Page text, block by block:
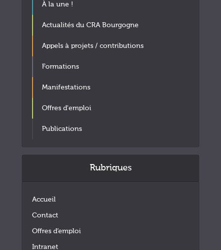
À la une !
Actualités du CRA Bourgogne
Appels à projets / contributions
Formations
Manifestations
Offres d'emploi
Publications
Rubriques
Accueil
Contact
Offres d’emploi
Intranet